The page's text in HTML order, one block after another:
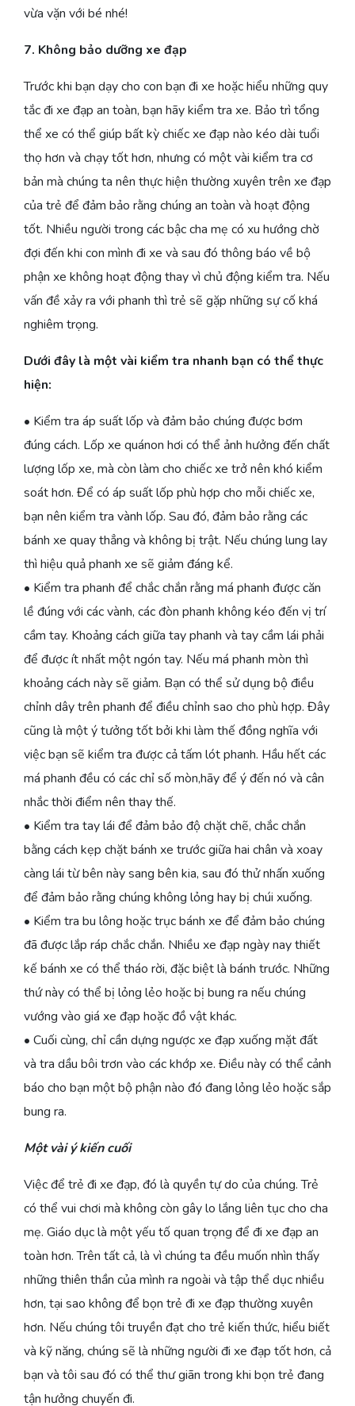
vừa vặn với bé nhé!
7. Không bảo dưỡng xe đạp
Trước khi bạn dạy cho con bạn đi xe hoặc hiểu những quy
tắc đi xe đạp an toàn, bạn hãy kiểm tra xe. Bảo trì tổng
thể xe có thể giúp bất kỳ chiếc xe đạp nào kéo dài tuổi
thọ hơn và chạy tốt hơn, nhưng có một vài kiểm tra cơ
bản mà chúng ta nên thực hiện thường xuyên trên xe đạp
của trẻ để đảm bảo rằng chúng an toàn và hoạt động
tốt. Nhiều người trong các bậc cha mẹ có xu hướng chờ
đợi đến khi con mình đi xe và sau đó thông báo về bộ
phận xe không hoạt động thay vì chủ động kiểm tra. Nếu
vấn đề xảy ra với phanh thì trẻ sẽ gặp những sự cố khá
nghiêm trọng.
Dưới đây là một vài kiểm tra nhanh bạn có thể thực
hiện:
• Kiểm tra áp suất lốp và đảm bảo chúng được bơm
đúng cách. Lốp xe quánon hơi có thể ảnh hưởng đến chất
lượng lốp xe, mà còn làm cho chiếc xe trở nên khó kiểm
soát hơn. Để có áp suất lốp phù hợp cho mỗi chiếc xe,
bạn nên kiểm tra vành lốp. Sau đó, đảm bảo rằng các
bánh xe quay thẳng và không bị trật. Nếu chúng lung lay
thì hiệu quả phanh xe sẽ giảm đáng kể.
• Kiểm tra phanh để chắc chắn rằng má phanh được căn
lề đúng với các vành, các đòn phanh không kéo đến vị trí
cầm tay. Khoảng cách giữa tay phanh và tay cầm lái phải
để được ít nhất một ngón tay. Nếu má phanh mòn thì
khoảng cách này sẽ giảm. Bạn có thể sử dụng bộ điều
chỉnh dây trên phanh để điều chỉnh sao cho phù hợp. Đây
cũng là một ý tưởng tốt bởi khi làm thế đồng nghĩa với
việc bạn sẽ kiểm tra được cả tấm lót phanh. Hầu hết các
má phanh đều có các chỉ số mòn,hãy để ý đến nó và cân
nhắc thời điểm nên thay thế.
• Kiểm tra tay lái để đảm bảo độ chặt chẽ, chắc chắn
bằng cách kẹp chặt bánh xe trước giữa hai chân và xoay
càng lái từ bên này sang bên kia, sau đó thử nhấn xuống
để đảm bảo rằng chúng không lỏng hay bị chúi xuống.
• Kiểm tra bu lông hoặc trục bánh xe để đảm bảo chúng
đã được lắp ráp chắc chắn. Nhiều xe đạp ngày nay thiết
kế bánh xe có thể tháo rời, đặc biệt là bánh trước. Những
thứ này có thể bị lỏng lẻo hoặc bị bung ra nếu chúng
vướng vào giá xe đạp hoặc đồ vật khác.
• Cuối cùng, chỉ cần dựng ngược xe đạp xuống mặt đất
và tra dầu bôi trơn vào các khớp xe. Điều này có thể cảnh
báo cho bạn một bộ phận nào đó đang lỏng lẻo hoặc sắp
bung ra.
Một vài ý kiến cuối
Việc để trẻ đi xe đạp, đó là quyền tự do của chúng. Trẻ
có thể vui chơi mà không còn gây lo lắng liên tục cho cha
mẹ. Giáo dục là một yếu tố quan trọng để đi xe đạp an
toàn hơn. Trên tất cả, là vì chúng ta đều muốn nhìn thấy
những thiên thần của mình ra ngoài và tập thể dục nhiều
hơn, tại sao không để bọn trẻ đi xe đạp thường xuyên
hơn. Nếu chúng tôi truyền đạt cho trẻ kiến thức, hiểu biết
và kỹ năng, chúng sẽ là những người đi xe đạp tốt hơn, cả
bạn và tôi sau đó có thể thư giãn trong khi bọn trẻ đang
tận hưởng chuyến đi.